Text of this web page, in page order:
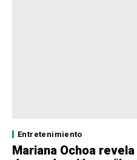
Entretenimiento
Mariana Ochoa